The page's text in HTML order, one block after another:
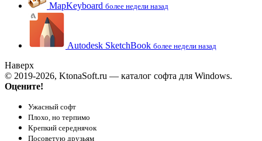
MapKeyboard более недели назад
Autodesk SketchBook более недели назад
Наверх
© 2019-2026, KtonaSoft.ru — каталог софта для Windows.
Оцените!
Ужасный софт
Плохо, но терпимо
Крепкий середнячок
Посоветую друзьям